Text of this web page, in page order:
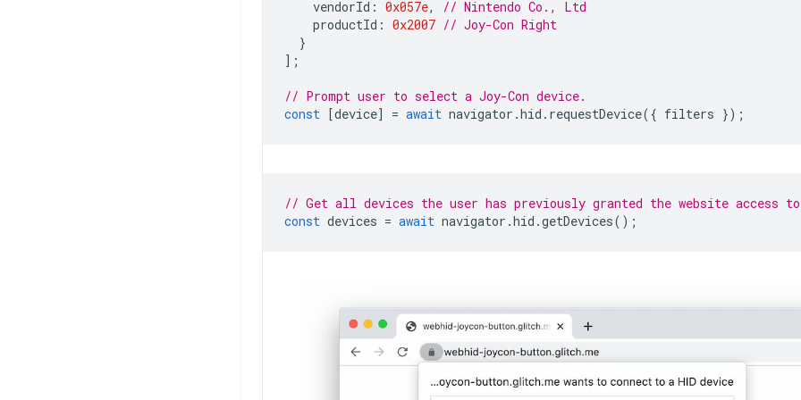
vendorId : 0x057e,
// Nintendo Co., Ltd
productId : 0x2007 // Joy-Con Right
}
];
// Prompt user to select a Joy-Con device.
const [device] = await navigator .hid . requestDevice({ filters });
// Get all devices the user has previously granted the website access
const devices = await navigator .hid .getDevices();